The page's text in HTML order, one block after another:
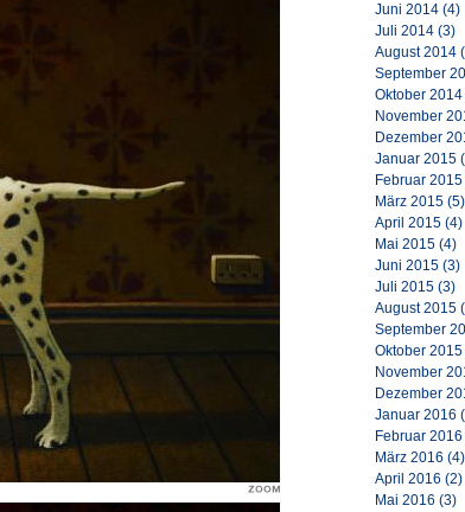
Juni 2014 (4)
Juli 2014 (3)
August 2014
September
Oktober 2014
November
Dezember
Januar 2015
Februar 2015
März 2015 (5)
April 2015 (4)
Mai 2015 (4)
Juni 2015 (3)
Juli 2015 (3)
August 2015
September
Oktober 2015
November
Dezember
Januar 2016
Februar 2016
März 2016 (4)
April 2016 (2)
Mai 2016 (3)